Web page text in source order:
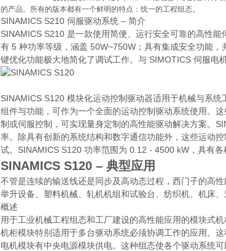
的产品。所有的版本都有一个鲜明的特点：统一的工程组态。
SINAMICS S210 伺服驱动系统 – 简介
SINAMICS S210 是一款使用简便、运行安全可靠的高性
有 5 种功率等级，涵盖 50W~750W；具有集成安全功能
键优化功能极大地简化了调试工作。与 SIMOTICS 伺服电
SINAMICS S120 模块化运动控制驱动器适用于机械与系
组件与功能，可作为一个全面的运动控制驱动系统使用。
制或伺服控制，可实现量身定制的高性能驱动解决方案。
率。除具有创新的系统结构和数字通信功能外，这些运动
试。SINAMICS S120 功率范围为 0.12 - 4500 kW，具有各
SINAMICS S120 – 典型应用
不管是连续的输送线还是同步及高动态过程，西门子的高
举升设备、塑料机械、轧机机组和试验台、纺织机、机床、
概述
用于工业机械工程组态和工厂建设的高性能应用的模块式
机柜模块特别适用于多台驱动系统必须协调工作的应用。
电机模块有中央电源模块供电。这种组态使各个驱动系统